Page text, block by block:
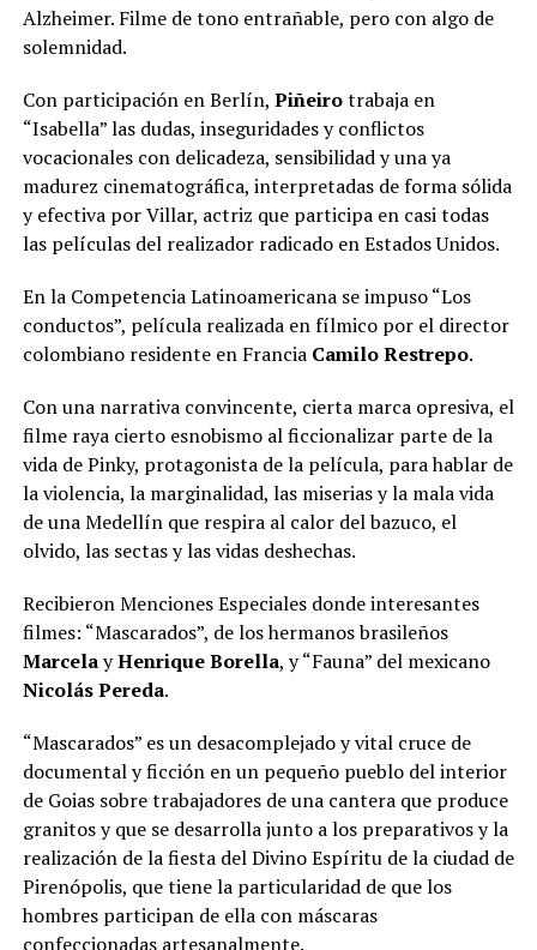
Alzheimer. Filme de tono entrañable, pero con algo de
solemnidad.
Con participación en Berlín, Piñeirotrabaja en
“Isabella” las dudas, inseguridades y conflictos
vocacionales con delicadeza, sensibilidad y una ya
madurez cinematográfica, interpretadas de forma sólida
y efectiva por Villar, actriz que participa en casi todas
las películas del realizador radicado en Estados Unidos.
En la Competencia Latinoamericana se impuso “Los
conductos”, película realizada en fílmico por el director
colombiano residente en Francia Camilo Restrepo.
Con una narrativa convincente, cierta marca opresiva, el
filme raya cierto esnobismo al ficcionalizar parte de la
vida de Pinky, protagonista de la película, para hablar de
la violencia, la marginalidad, las miserias y la mala vida
de una Medellín que respira al calor del bazuco, el
olvido, las sectas y las vidas deshechas.
Recibieron Menciones Especiales donde interesantes
filmes: “Mascarados”, de los hermanos brasileños
MarcelayHenrique Borella, y “Fauna” del mexicano
Nicolás Pereda.
“Mascarados” es un desacomplejado y vital cruce de
documental y ficción en un pequeño pueblo del interior
de Goias sobre trabajadores de una cantera que produce
granitos y que se desarrolla junto a los preparativos y la
realización de la fiesta del Divino Espíritu de la ciudad de
Pirenópolis, que tiene la particularidad de que los
hombres participan de ella con máscaras
confeccionadas artesanalmente.